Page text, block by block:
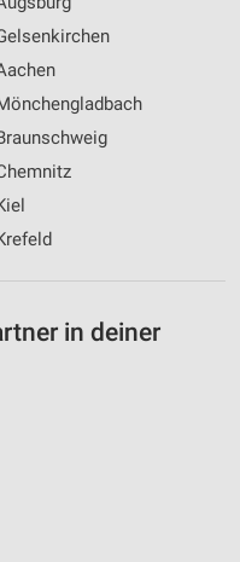
in deiner